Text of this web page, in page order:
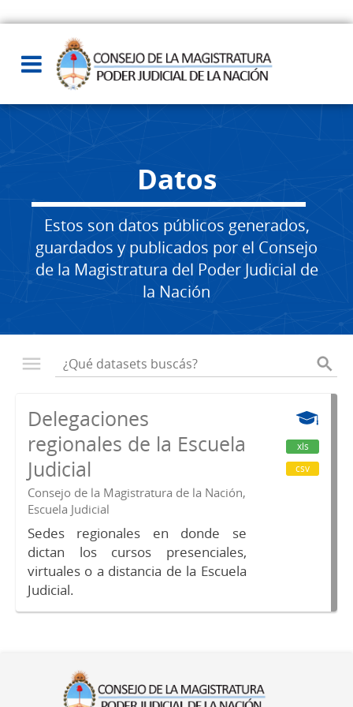
Datos
Estos son datos públicos generados,
guardados y publicados por el Consejo
de la Magistratura del Poder Judicial de
la Nación
Delegaciones
regionales de la Escuela
Judicial
Consejo de la Magistratura de la Nación,
Escuela Judicial
Sedes regionales en donde se
dictan los cursos presenciales,
virtuales o a distancia de la Escuela
Judicial.
xls
csv